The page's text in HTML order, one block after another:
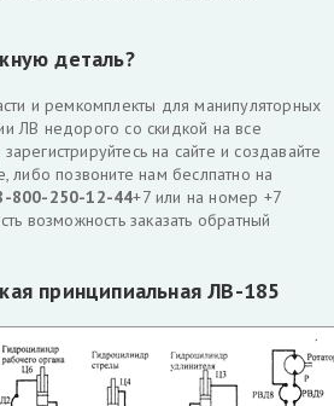
деталь?
и ремкомплекты для манипуляторных
ЛВ недорого со скидкой на все
на сайте и создавайте
либо позвоните нам беслпатно на
800-250-12-44+7 или на номер +7
возможность заказать обратный
принципиальная ЛВ-185